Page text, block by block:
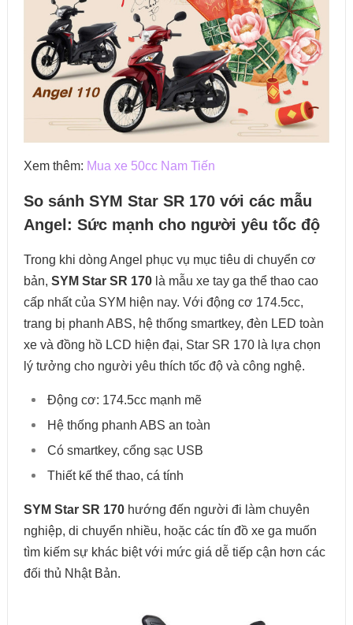
Xem thêm: Mua xe 50cc Nam Tiến
So sánh SYM Star SR 170 với các mẫu
Angel: Sức mạnh cho người yêu tốc độ
Trong khi dòng Angel phục vụ mục tiêu di chuyển cơ
bản, SYM Star SR 170là mẫu xe tay ga thể thao cao
cấp nhất của SYM hiện nay. Với động cơ 174.5cc,
trang bị phanh ABS, hệ thống smartkey, đèn LED toàn
xe và đồng hồ LCD hiện đại, Star SR 170 là lựa chọn
lý tưởng cho người yêu thích tốc độ và công nghệ.
Động cơ: 174.5cc mạnh mẽ
Hệ thống phanh ABS an toàn
Có smartkey, cổng sạc USB
Thiết kế thể thao, cá tính
SYM Star SR 170hướng đến người đi làm chuyên
nghiệp, di chuyển nhiều, hoặc các tín đồ xe ga muốn
tìm kiếm sự khác biệt với mức giá dễ tiếp cận hơn các
đối thủ Nhật Bản.